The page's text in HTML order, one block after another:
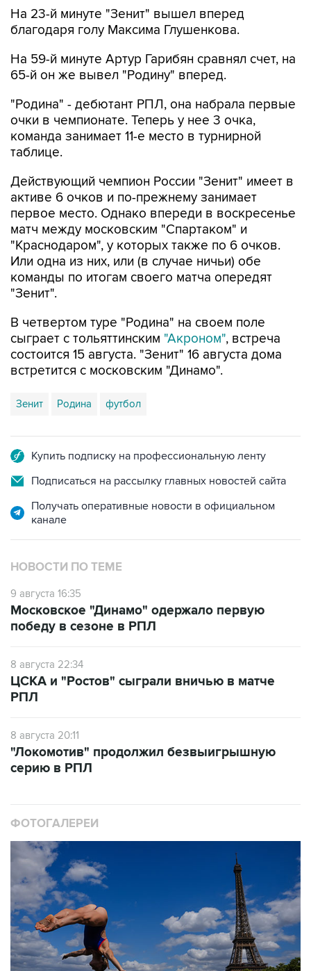
На 23-й минуте "Зенит" вышел вперед
благодаря голу Максима Глушенкова.
На 59-й минуте Артур Гарибян сравнял счет, на
65-й он же вывел "Родину" вперед.
"Родина" - дебютант РПЛ, она набрала первые
очки в чемпионате. Теперь у нее 3 очка,
команда занимает 11-е место в турнирной
таблице.
Действующий чемпион России "Зенит" имеет в
активе 6 очков и по-прежнему занимает
первое место. Однако впереди в воскресенье
матч между московским "Спартаком" и
"Краснодаром", у которых также по 6 очков.
Или одна из них, или (в случае ничьи) обе
команды по итогам своего матча опередят
"Зенит".
В четвертом туре "Родина" на своем поле
сыграет с тольяттинским "Акроном", встреча
состоится 15 августа. "Зенит" 16 августа дома
встретится с московским "Динамо".
Зенит Родина футбол
Купить подписку на профессиональную ленту
Подписаться на рассылку главных новостей сайта
Получать оперативные новости в официальном
канале
НОВОСТИ ПО ТЕМЕ
9 августа 16:35
Московское "Динамо" одержало первую
победу в сезоне в РПЛ
8 августа 22:34
ЦСКА и "Ростов" сыграли вничью в матче
РПЛ
8 августа 20:11
"Локомотив" продолжил безвыигрышную
серию в РПЛ
ФОТОГАЛЕРЕИ